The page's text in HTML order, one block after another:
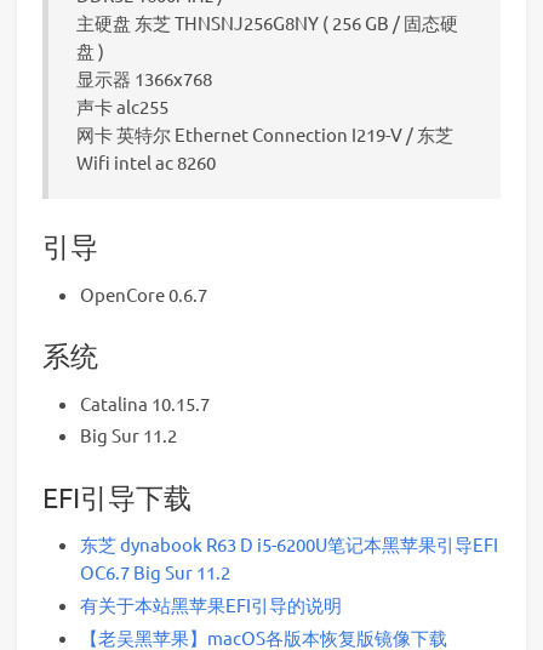
主硬盘 东芝 THNSNJ256G8NY ( 256 GB / 固态硬
盘 )
显示器 1366x768
声卡 alc255
网卡 英特尔 Ethernet Connection I219-V / 东芝
Wifi intel ac 8260
引导
OpenCore 0.6.7
系统
Catalina 10.15.7
Big Sur 11.2
EFI引导下载
东芝 dynabook R63 D i5-6200U笔记本黑苹果引导EFI
OC6.7 Big Sur 11.2
有关于本站黑苹果EFI引导的说明
【老吴黑苹果】macOS各版本恢复版镜像下载